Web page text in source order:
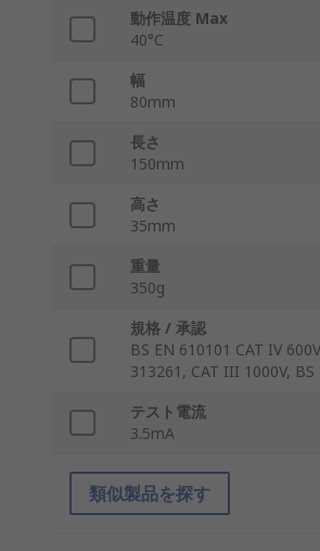
動作温度 Max
40°C
幅
80mm
長さ
150mm
高さ
35mm
重量
350g
規格 / 承認
BS EN 610101 CAT IV
313261, CAT III 1000V, BS
テスト電流
3.5mA
類似製品を探す